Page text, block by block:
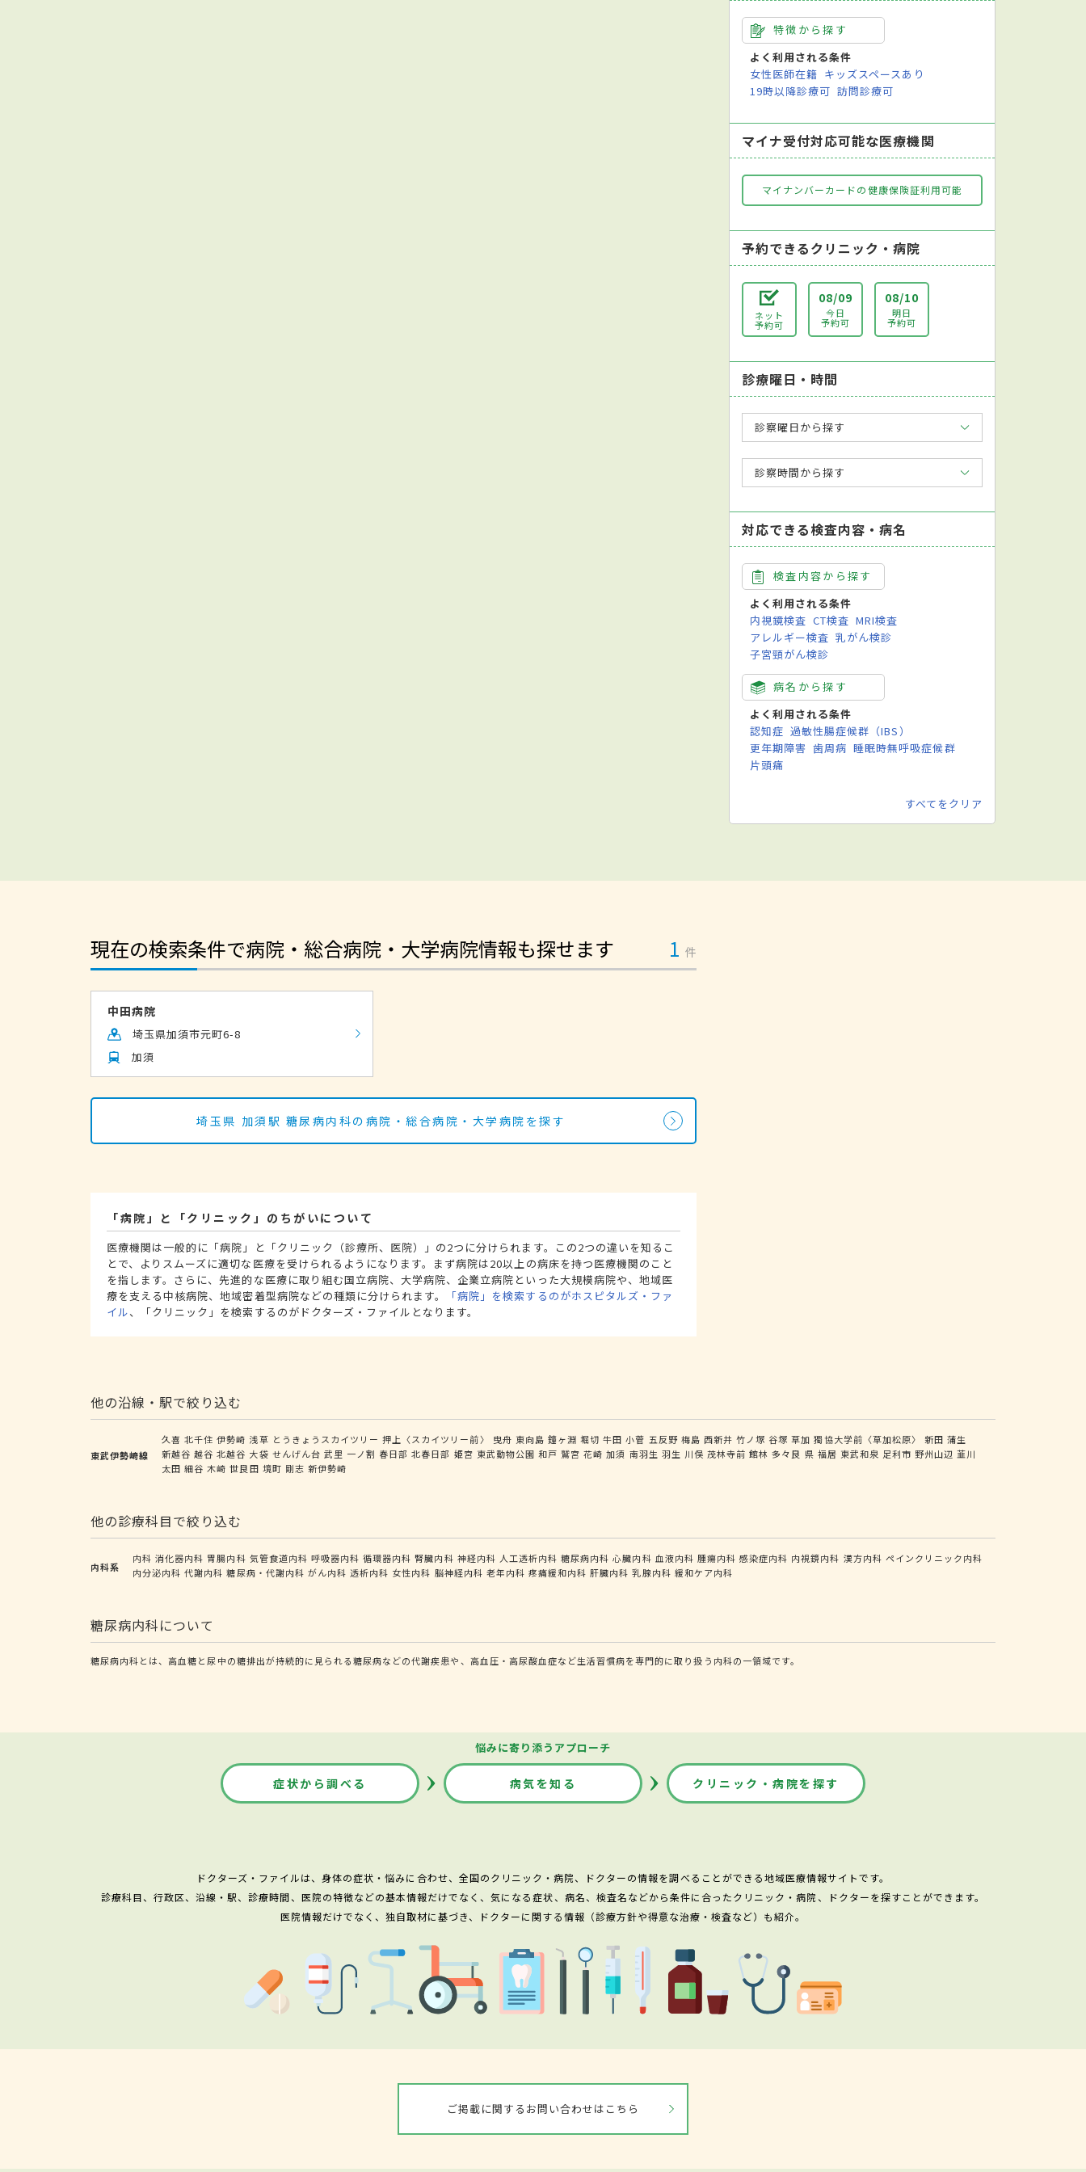
特徴から探す
よく利用される条件
女性医師在籍 キッズスペースあり
19時以降診療可 訪問診療可
マイナ受付対応可能な医療機関
マイナンバーカードの健康保険証利用可能
予約できるクリニック・病院
ネット
予約可
08/09
今日
予約可
08/10
明日
予約可
診療曜日・時間
診察曜日から探す
診察時間から探す
対応できる検査内容・病名
検査内容から探す
よく利用される条件
内視鏡検査 CT検査 MRI検査
アレルギー検査 乳がん検診
子宮頸がん検診
病名から探す
よく利用される条件
認知症 過敏性腸症候群（IBS）
更年期障害 歯周病 睡眠時無呼吸症候群
片頭痛
すべてをクリア
現在の検索条件で病院・総合病院・大学病院情報も探せます 1 件
中田病院
埼玉県加須市元町6-8
加須
埼玉県 加須駅 糖尿病内科の病院・総合病院・大学病院を探す
「病院」と「クリニック」のちがいについて
医療機関は一般的に「病院」と「クリニック（診療所、医院）」の2つに分けられます。この2つの違いを知るこ
とで、よりスムーズに適切な医療を受けられるようになります。まず病院は20以上の病床を持つ医療機関のこと
を指します。さらに、先進的な医療に取り組む国立病院、大学病院、企業立病院といった大規模病院や、地域医
療を支える中核病院、地域密着型病院などの種類に分けられます。
「病院」を検索するのがホスピタルズ・ファ
イル、「クリニック」を検索するのがドクターズ・ファイルとなります。
他の沿線・駅で絞り込む
東武伊勢崎線
久喜 北千住 伊勢崎 浅草 とうきょうスカイツリー 押上〈スカイツリー前〉 曳舟 東向島 鐘ヶ淵 堀切 牛田 小菅 五反野 梅島 西新井 竹ノ塚 谷塚 草加 獨協大学前〈草加松原〉 新田 蒲生
新越谷 越谷 北越谷 大袋 せんげん台 武里 一ノ割 春日部 北春日部 姫宮 東武動物公園 和戸 鷲宮 花崎 加須 南羽生 羽生 川俣 茂林寺前 館林 多々良 県 福居 東武和泉 足利市 野州山辺 韮川
太田 細谷 木崎 世良田 境町 剛志 新伊勢崎
他の診療科目で絞り込む
内科系
内科 消化器内科 胃腸内科 気管食道内科 呼吸器内科 循環器内科 腎臓内科 神経内科 人工透析内科 糖尿病内科 心臓内科 血液内科 腫瘍内科 感染症内科 内視鏡内科 漢方内科 ペインクリニック内科
内分泌内科 代謝内科 糖尿病・代謝内科 がん内科 透析内科 女性内科 脳神経内科 老年内科 疼痛緩和内科 肝臓内科 乳腺内科 緩和ケア内科
糖尿病内科について
糖尿病内科とは、高血糖と尿中の糖排出が持続的に見られる糖尿病などの代謝疾患や、高血圧・高尿酸血症など生活習慣病を専門的に取り扱う内科の一領域です。
悩みに寄り添うアプローチ
症状から調べる 病気を知る クリニック・病院を探す
ドクターズ・ファイルは、身体の症状・悩みに合わせ、全国のクリニック・病院、ドクターの情報を調べることができる地域医療情報サイトです。
診療科目、行政区、沿線・駅、診療時間、医院の特徴などの基本情報だけでなく、気になる症状、病名、検査名などから条件に合ったクリニック・病院、ドクターを探すことができます。
医院情報だけでなく、独自取材に基づき、ドクターに関する情報（診療方針や得意な治療・検査など）も紹介。
ご掲載に関するお問い合わせはこちら